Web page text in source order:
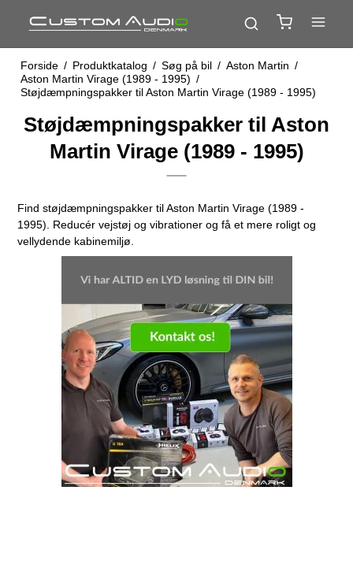
Forside / Produktkatalog / Søg på bil / Aston Martin /
Aston Martin Virage (1989 - 1995) /
Støjdæmpningspakker til Aston Martin Virage (1989 - 1995)
Støjdæmpningspakker til Aston
Martin Virage (1989 - 1995)
Find støjdæmpningspakker til Aston Martin Virage (1989 -
1995). Reducér vejstøj og vibrationer og få et mere roligt og
vellydende kabinemiljø.